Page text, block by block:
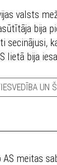
valsts
bija
secinājusi,
lietā bija
UN
AS meitas